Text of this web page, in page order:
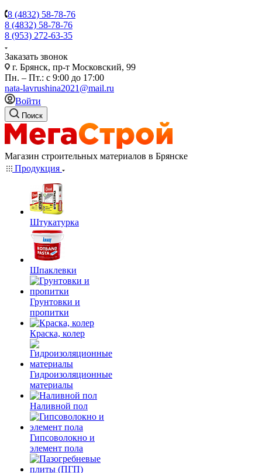
8 (4832) 58-78-76
8 (4832) 58-78-76
8 (953) 272-63-35
Заказать звонок
г. Брянск, пр-т Московский, 99
Пн. – Пт.: с 9:00 до 17:00
nata-lavrushina2021@mail.ru
Войти
Поиск
Магазин строительных материалов в Брянске
Продукция
Штукатурка
Шпаклевки
Грунтовки и
пропитки
Краска, колер
Гидроизоляционные
материалы
Наливной пол
Гипсоволокно и
элемент пола